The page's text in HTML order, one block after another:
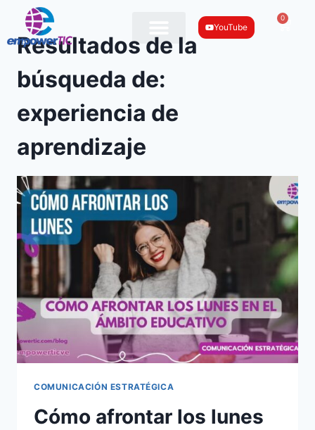
YouTube
0
Resultados de la
búsqueda de:
experiencia de
aprendizaje
COMUNICACIÓN ESTRATÉGICA
Cómo afrontar los lunes